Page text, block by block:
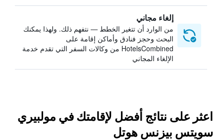
إلغاء مجاني
من الوارد أن تتغير الخطط — نتفهم ذلك. ولهذا يمكنك
البحث وحجز فنادق وأماكن إقامة على
HotelsCombined من وكالات السفر التي تقدم خدمة
الإلغاء المجاني
اعثر على نتائج أفضل لإقامتك في مولبيري
سويتس بيزنس هوتل